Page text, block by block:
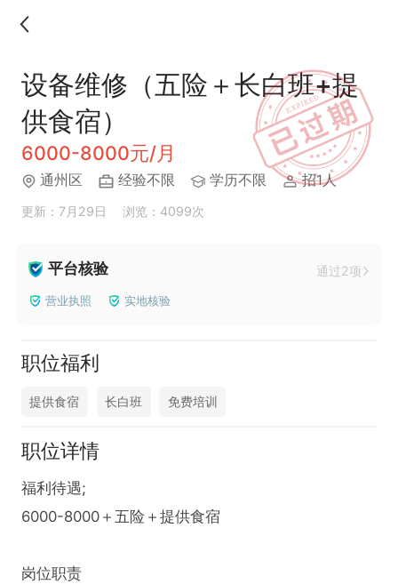
设备维修（五险＋长白班+提
供食宿）
6000-8000元/月
通州区 经验不限 学历不限 招1人
更新：7月29日 浏览：4099次
平台核验 通过2项
营业执照 实地核验
职位福利
提供食宿 长白班 免费培训
职位详情
福利待遇;
6000-8000＋五险＋提供食宿
岗位职责